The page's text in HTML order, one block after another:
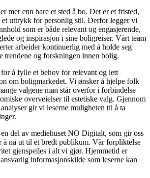
mer enn bare et sted å bo. Det er et fristed,
uttrykk for personlig stil. Derfor legger vi
som er både relevant og engasjerende,
og inspirasjon i sine boligreiser. Vårt team
arbeider kontinuerlig med å holde seg
trendene og forskningen innen bolig.
å fylle et behov for relevant og lett
om boligmarkedet. Vi ønsker å hjelpe folk
valgene man står overfor i forbindelse
overveielser til estetiske valg. Gjennom
gir vi leserne muligheten til å ta
del av mediehuset NO Digitalt, som gir oss
å nå ut til et bredt publikum. Vår forpliktelse
gjenspeiles i alt vi gjør. Hjemmetid er
informasjonskilde som leserne kan